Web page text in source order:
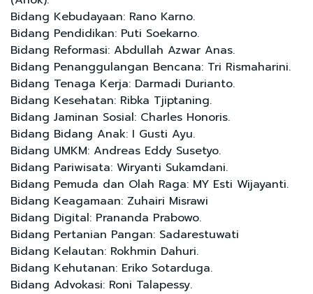
Bidang Kebudayaan: Rano Karno.
Bidang Pendidikan: Puti Soekarno.
Bidang Reformasi: Abdullah Azwar Anas.
Bidang Penanggulangan Bencana: Tri Rismaharini.
Bidang Tenaga Kerja: Darmadi Durianto.
Bidang Kesehatan: Ribka Tjiptaning.
Bidang Jaminan Sosial: Charles Honoris.
Bidang Bidang Anak: I Gusti Ayu.
Bidang UMKM: Andreas Eddy Susetyo.
Bidang Pariwisata: Wiryanti Sukamdani.
Bidang Pemuda dan Olah Raga: MY Esti Wijayanti.
Bidang Keagamaan: Zuhairi Misrawi
Bidang Digital: Prananda Prabowo.
Bidang Pertanian Pangan: Sadarestuwati
Bidang Kelautan: Rokhmin Dahuri.
Bidang Kehutanan: Eriko Sotarduga.
Bidang Advokasi: Roni Talapessy.